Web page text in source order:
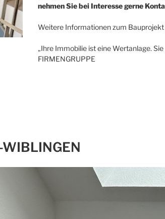
nehmen Sie bei Interesse gerne
Weitere Informationen zum
„Ihre Immobilie ist eine Wertanlage.
FIRMENGRUPPE
WIBLINGEN